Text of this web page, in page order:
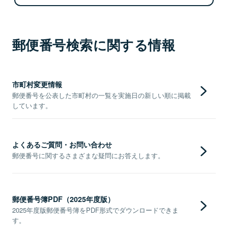
郵便番号検索に関する情報
市町村変更情報
郵便番号を公表した市町村の一覧を実施日の新しい順に掲載
しています。
よくあるご質問・お問い合わせ
郵便番号に関するさまざまな疑問にお答えします。
郵便番号簿PDF（2025年度版）
2025年度版郵便番号簿をPDF形式でダウンロードできま
す。